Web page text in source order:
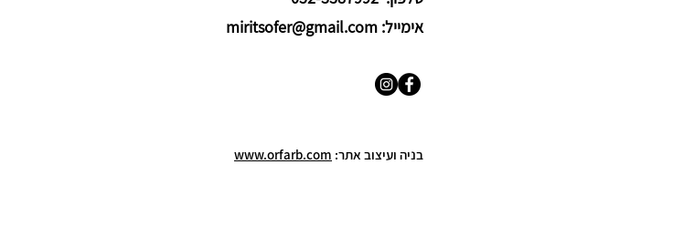
אימייל: miritsofer@gmail.com
בניה ועיצוב אתר: www.orfarb.com